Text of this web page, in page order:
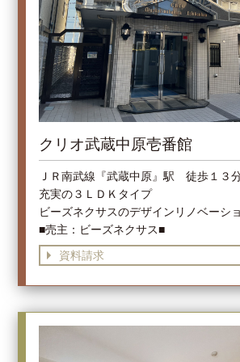
クリオ武蔵中原壱番館
ＪＲ南武線『武蔵中原』駅 徒歩１３
充実の３ＬＤＫタイプ
ビーズネクサスのデザインリノベーシ
■売主：ビーズネクサス■
資料請求